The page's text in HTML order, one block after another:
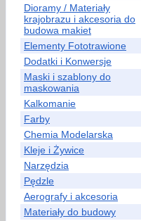
Dioramy / Materiały
krajobrazu i akcesoria do
budowa makiet
Elementy Fototrawione
Dodatki i Konwersje
Maski i szablony do
maskowania
Kalkomanie
Farby
Chemia Modelarska
Kleje i Żywice
Narzędzia
Pędzle
Aerografy i akcesoria
Materiały do budowy